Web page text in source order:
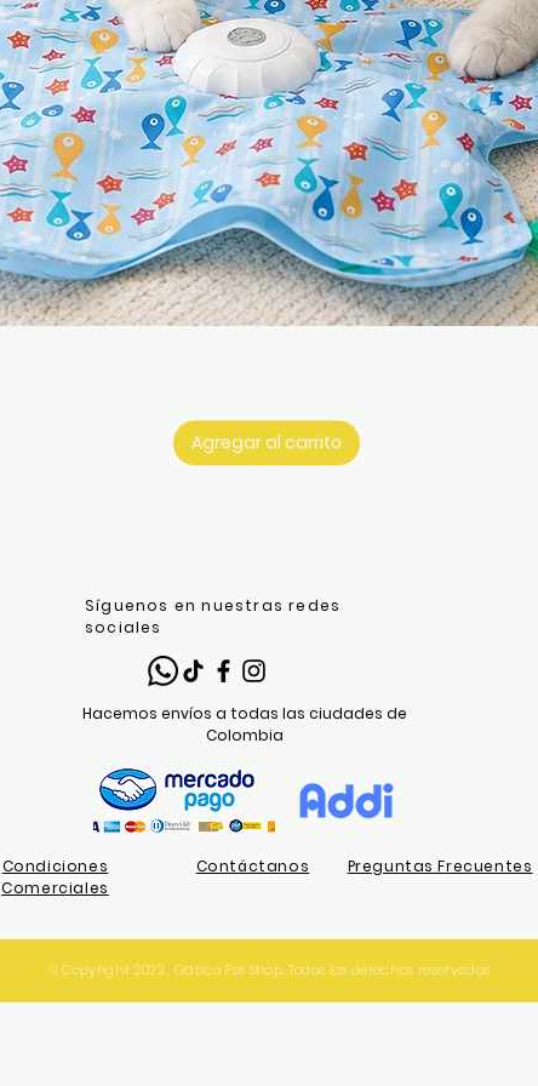
Agregar al carrito
Síguenos en nuestras redes
sociales
Hacemos envíos a todas las ciudades de
Colombia
Condiciones
Comerciales
Contáctanos Preguntas Frecuentes
© Copyright 2022. Gático Pet Shop. Todos los derechos reservados